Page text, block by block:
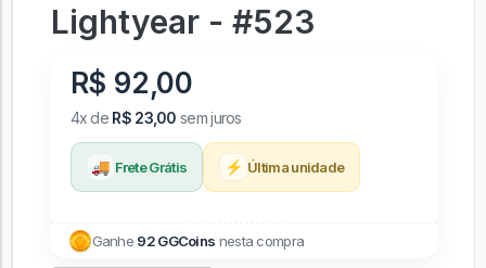
Lightyear - #523
R$ 92,00
4x de R$ 23,00 sem juros
🚚 Frete Grátis ⚡ Última unidade
Ganhe 92 GGCoins nesta compra